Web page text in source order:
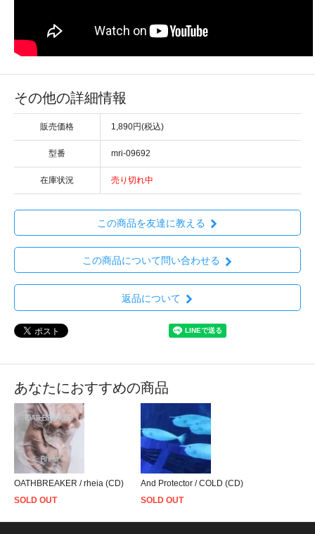
その他の詳細情報
販売価格 1,890円(税込)
型番 mri-09692
在庫状況 売り切れ中
この商品を友達に教える
この商品について問い合わせる
返品について
あなたにおすすめの商品
OATHBREAKER / rheia (CD)
SOLD OUT
And Protector / COLD (CD)
SOLD OUT